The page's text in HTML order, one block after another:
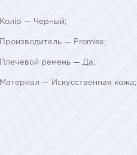
Колір — Черный;
Производитель — Promise;
Плечевой ремень — Да;
Материал — Искусственная кожа;